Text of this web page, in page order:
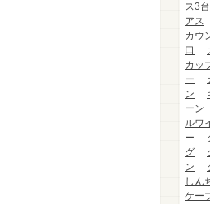
ス3台
アス
カウ
口
カッ
ー
ン
ーン
ルワ
ー
グ
ン
しん
ケー